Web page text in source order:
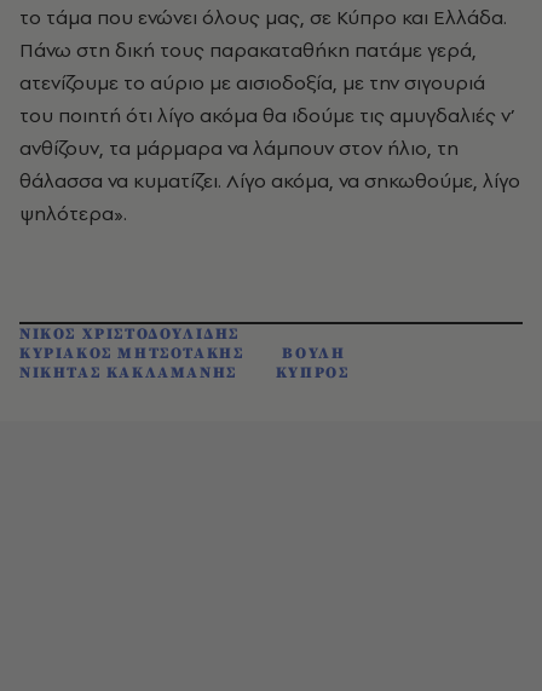
το τάμα που ενώνει όλους μας, σε Κύπρο και Ελλάδα.
Πάνω στη δική τους παρακαταθήκη πατάμε γερά,
ατενίζουμε το αύριο με αισιοδοξία, με την σιγουριά
του ποιητή ότι λίγο ακόμα θα ιδούμε τις αμυγδαλιές ν’
ανθίζουν, τα μάρμαρα να λάμπουν στον ήλιο, τη
θάλασσα να κυματίζει. Λίγο ακόμα, να σηκωθούμε, λίγο
ψηλότερα».
ΝΙΚΟΣ ΧΡΙΣΤΟΔΟΥΛΙΔΗΣ
ΚΥΡΙΑΚΟΣ ΜΗΤΣΟΤΑΚΗΣ
ΒΟΥΛΗ
ΝΙΚΗΤΑΣ ΚΑΚΛΑΜΑΝΗΣ
ΚΥΠΡΟΣ